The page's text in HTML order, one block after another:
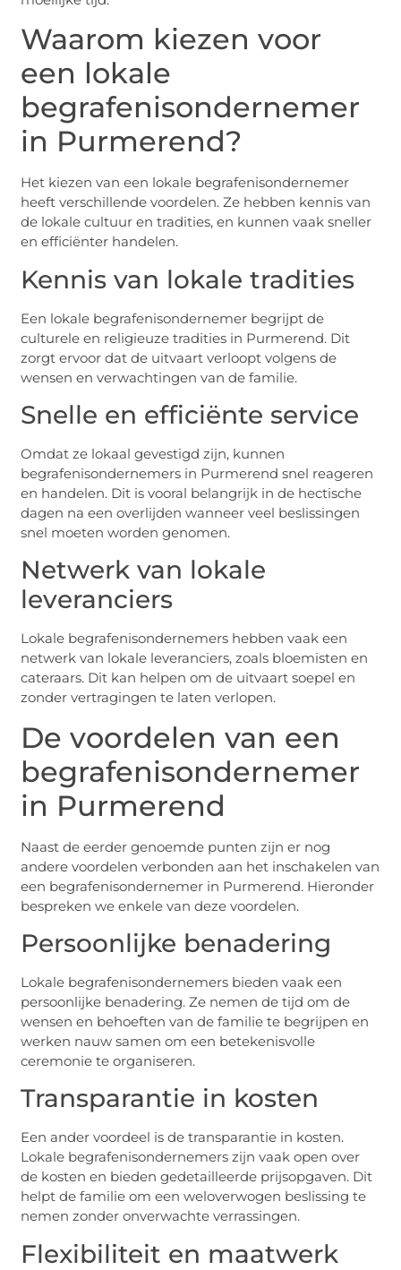
Waarom kiezen voor
een lokale
begrafenisondernemer
in Purmerend?
Het kiezen van een lokale begrafenisondernemer
heeft verschillende voordelen. Ze hebben kennis van
de lokale cultuur en tradities, en kunnen vaak sneller
en efficiënter handelen.
Kennis van lokale tradities
Een lokale begrafenisondernemer begrijpt de
culturele en religieuze tradities in Purmerend. Dit
zorgt ervoor dat de uitvaart verloopt volgens de
wensen en verwachtingen van de familie.
Snelle en efficiënte service
Omdat ze lokaal gevestigd zijn, kunnen
begrafenisondernemers in Purmerend snel reageren
en handelen. Dit is vooral belangrijk in de hectische
dagen na een overlijden wanneer veel beslissingen
snel moeten worden genomen.
Netwerk van lokale
leveranciers
Lokale begrafenisondernemers hebben vaak een
netwerk van lokale leveranciers, zoals bloemisten en
cateraars. Dit kan helpen om de uitvaart soepel en
zonder vertragingen te laten verlopen.
De voordelen van een
begrafenisondernemer
in Purmerend
Naast de eerder genoemde punten zijn er nog
andere voordelen verbonden aan het inschakelen van
een begrafenisondernemer in Purmerend. Hieronder
bespreken we enkele van deze voordelen.
Persoonlijke benadering
Lokale begrafenisondernemers bieden vaak een
persoonlijke benadering. Ze nemen de tijd om de
wensen en behoeften van de familie te begrijpen en
werken nauw samen om een betekenisvolle
ceremonie te organiseren.
Transparantie in kosten
Een ander voordeel is de transparantie in kosten.
Lokale begrafenisondernemers zijn vaak open over
de kosten en bieden gedetailleerde prijsopgaven. Dit
helpt de familie om een weloverwogen beslissing te
nemen zonder onverwachte verrassingen.
Flexibiliteit en maatwerk